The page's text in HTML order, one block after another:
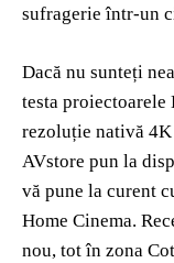
sufragerie într-un
Dacă nu sunteți
testa proiectoarele
rezoluție nativă
AVstore pun la
vă pune la curent
Home Cinema.
nou, tot în zona